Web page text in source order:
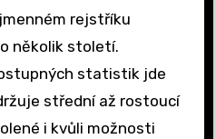
rejstříku
několik století.
statistik jde
střední až rostoucí
i kvůli možnosti